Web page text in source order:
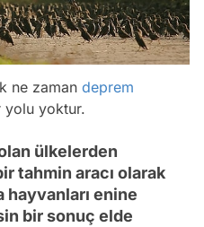
ne zaman deprem
yolu yoktur.
ülkelerden
tahmin aracı olarak
enine
bir sonuç elde